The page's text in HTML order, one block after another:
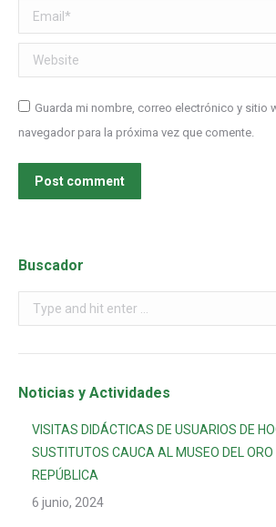
Email *
Website
Guarda mi nombre, correo electrónico y sitio
navegador para la próxima vez que comente.
Post comment
Buscador
Noticias y Actividades
VISITAS DIDÁCTICAS DE USUARIOS DE
SUSTITUTOS CAUCA AL MUSEO DEL ORO
REPÚBLICA
6 junio, 2024